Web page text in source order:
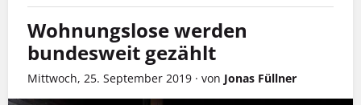
Wohnungslose werden
bundesweit gezählt
Mittwoch, 25. September 2019 · von Jonas Füllner